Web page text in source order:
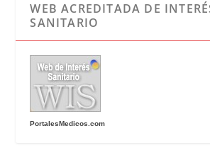
WEB ACREDITADA DE
SANITARIO
PortalesMedicos.com